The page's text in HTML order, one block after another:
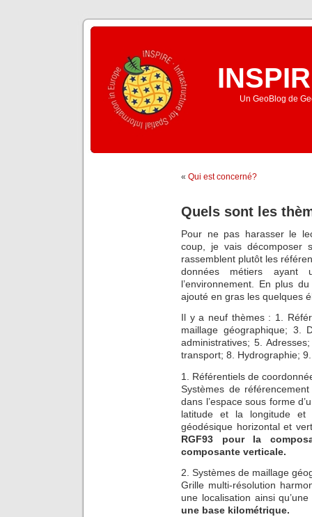
Un GeoBlog de
« Qui est concerné?
Quels sont les
Pour ne pas harasser le
coup, je vais décomposer
rassemblent plutôt les
données métiers ayant
l’environnement. En plus
ajouté en gras les quelques
Il y a neuf thèmes : 1.
maillage géographique; 3.
administratives; 5.
transport; 8. Hydrographie;
1. Référentiels de
Systèmes de
dans l’espace sous forme
latitude et la longitude et
géodésique horizontal et
RGF93 pour la
composante verticale.
2. Systèmes de maillage
Grille multi-résolution
une localisation ainsi
une base kilométrique.